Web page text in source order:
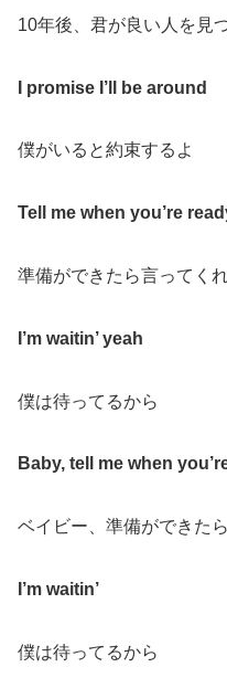
10年後、君が良い人を見
I promise I’ll be around
僕がいると約束するよ
Tell me when you’re
準備ができたら言ってく
I’m waitin’ yeah
僕は待ってるから
Baby, tell me when
ベイビー、準備ができた
I’m waitin’
僕は待ってるから